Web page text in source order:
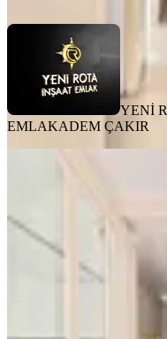
YENİ
EMLAKADEM ÇAKIR
·205